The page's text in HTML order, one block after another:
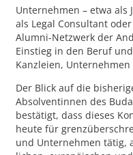
Unternehmen – etwa als
als Legal Consultant
Alumni-Netzwerk der
Einstieg in den Beruf
Kanzleien,
Der Blick auf die
Absolventinnen des
bestätigt, dass die­ses
heute für
und Unternehmen tätig,